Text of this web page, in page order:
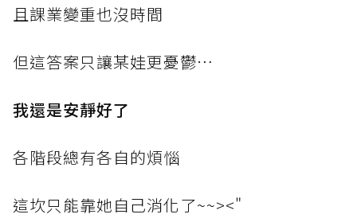
且課業變重也沒時間
但這答案只讓某娃更憂鬱⋯
我還是安靜好了
各階段總有各自的煩惱
這坎只能靠她自己消化了~~><"